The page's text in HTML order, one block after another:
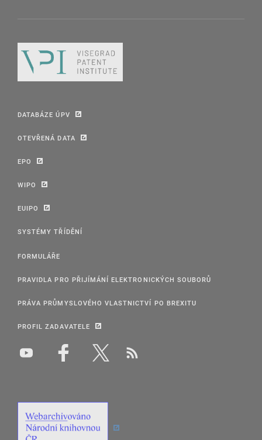
DATABÁZE ÚPV
OTEVŘENÁ DATA
EPO
WIPO
EUIPO
SYSTÉMY TŘÍDĚNÍ
FORMULÁŘE
PRAVIDLA PRO PŘIJÍMÁNÍ ELEKTRONICKÝCH SOUBORŮ
PRÁVA PRŮMYSLOVÉHO VLASTNICTVÍ PO BREXITU
PROFIL ZADAVATELE